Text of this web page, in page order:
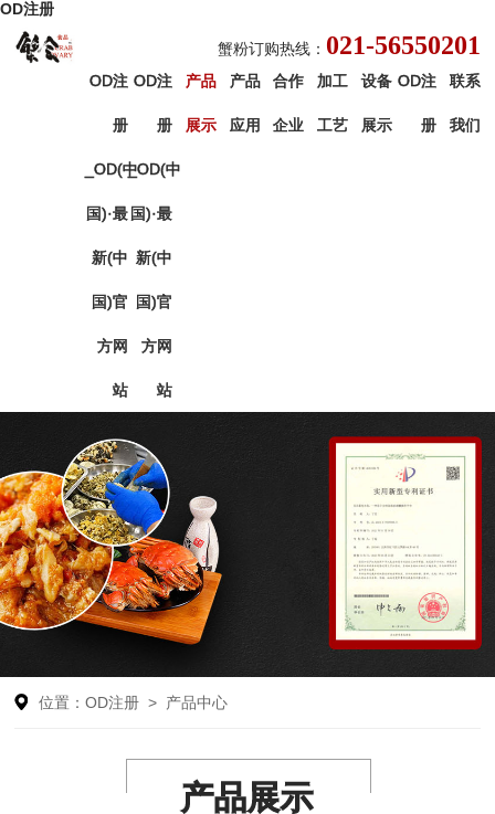
OD注册
OD注
册
_OD(中
国)·最
新(中
国)官
方网
站
OD注
册
_OD(中
国)·最
新(中
国)官
方网
站
产品
展示
产品
应用
合作
企业
加工
工艺
设备
展示
OD注
册
联系
我们
蟹粉订购热线： 021-56550201
位置：OD注册 > 产品中心
产品展示